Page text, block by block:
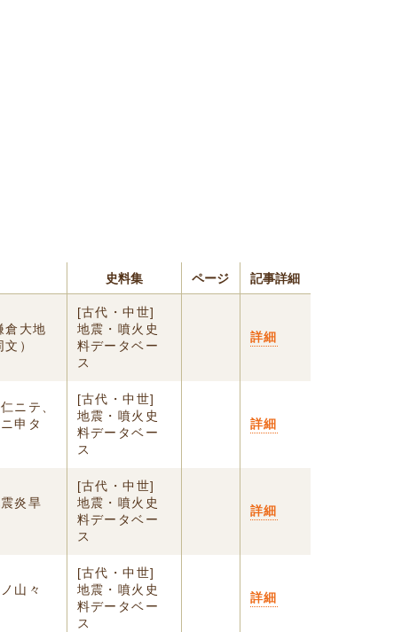
史料集 ページ 記事詳細
大地
）
[古代・中世]
地震・噴火史
料データベー
ス
詳細
ニテ、
申タ
[古代・中世]
地震・噴火史
料データベー
ス
詳細
炎旱
[古代・中世]
地震・噴火史
料データベー
ス
詳細
山々
[古代・中世]
地震・噴火史
料データベー
ス
詳細